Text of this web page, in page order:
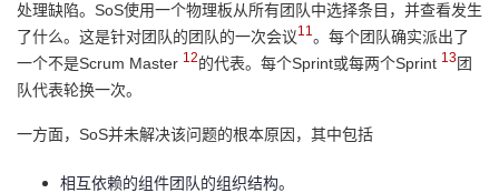
处理缺陷。SoS使用一个物理板从所有团队中选择条目，并查看发生
了什么。这是针对团队的团队的一次会议11。每个团队确实派出了
一个不是Scrum Master 12的代表。每个Sprint或每两个Sprint 13团
队代表轮换一次。
一方面，SoS并未解决该问题的根本原因，其中包括
相互依赖的组件团队的组织结构。